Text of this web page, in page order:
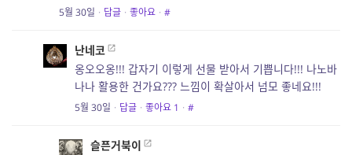
5월 30일 · 답글 · 좋아요 · #
난네코
옹오오옹!!! 갑자기 이렇게 선물 받아서 기쁩니다!!! 나노바
나나 활용한 건가요??? 느낌이 확살아서 넘모 좋네요!!!
5월 30일 · 답글 · 좋아요 1 · #
슬픈거북이